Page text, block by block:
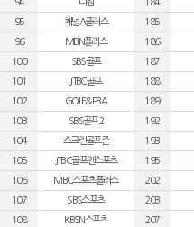
94
디원
95
채널A플러스
96
MBN플러스
100
SBS골프
101
JTBC골프
102
GOLF&PBA
103
SBS골프2
104
스크린골프존
105
JTBC골프앤스포츠
106
MBC스포츠플러스
107
SBS스포츠
108
KBSN스포츠
184
185
186
187
188
189
192
193
195
202
203
207